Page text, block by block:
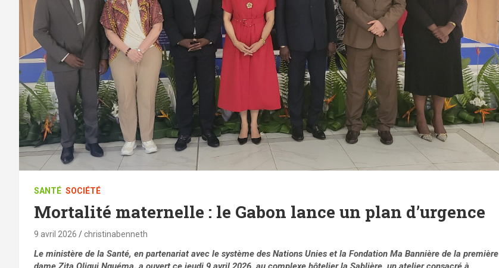
SANTÉ SOCIÉTÉ
Mortalité maternelle : le Gabon lance un plan d’urgence
9 avril 2026 christinabenneth
Le ministère de la Santé, en partenariat avec le système des Nations Unies et la Fondation Ma Bannière de la première